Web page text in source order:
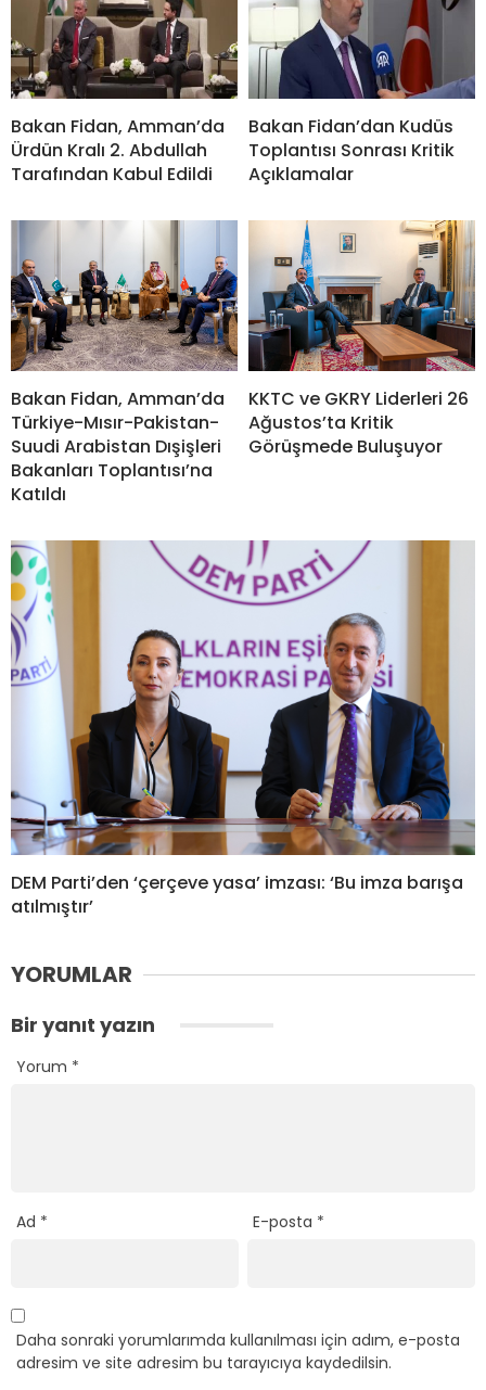
Bakan Fidan, Amman’da
Ürdün Kralı 2. Abdullah
Tarafından Kabul Edildi
Bakan Fidan’dan Kudüs
Toplantısı Sonrası Kritik
Açıklamalar
Bakan Fidan, Amman’da
Türkiye-Mısır-Pakistan-
Suudi Arabistan Dışişleri
Bakanları Toplantısı’na
Katıldı
KKTC ve GKRY Liderleri 26
Ağustos’ta Kritik
Görüşmede Buluşuyor
DEM Parti’den ‘çerçeve yasa’ imzası: ‘Bu imza barışa
atılmıştır’
YORUMLAR
Bir yanıt yazın
Yorum *
Ad * E-posta *
Daha sonraki yorumlarımda kullanılması için adım, e-posta
adresim ve site adresim bu tarayıcıya kaydedilsin.